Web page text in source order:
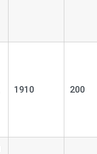
1910 200